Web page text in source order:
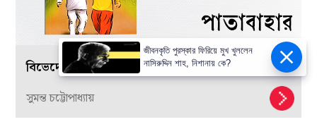
বিভেদের মূলে সুচেতনার অভাব
সুমন্ত চট্টোপাধ্যায়
জীবনকৃতি পুরস্কার ফিরিয়ে মুখ খুললেন
নাসিরুদ্দিন শাহ, নিশানায় কে?